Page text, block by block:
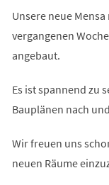
Unsere neue
vergangenen
angebaut.
Es ist spannend zu
Bauplänen nach
Wir freuen uns
neuen Räume